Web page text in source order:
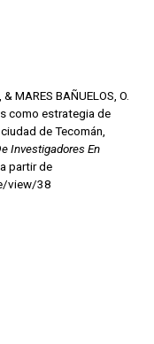
MARES BAÑUELOS, O.
como estrategia de
de Tecomán,
Investigadores En
partir de
view/38